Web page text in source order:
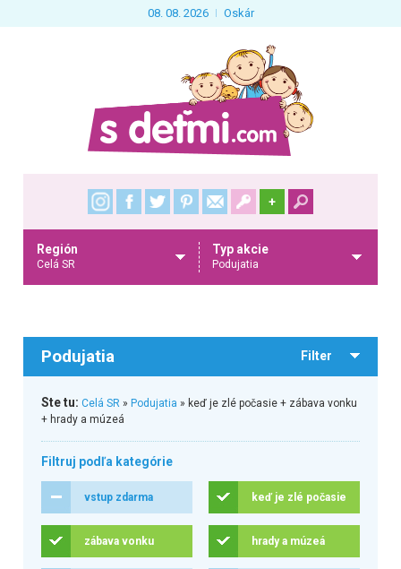
08. 08. 2026 Oskár
+
Región
Celá SR
Typ akcie
Podujatia
Podujatia Filter
Ste tu: Celá SR» Podujatia » keď je zlé počasie + zábava vonku
+ hrady a múzeá
Filtruj podľa kategórie
vstup zdarma keď je zlé počasie
zábava vonku hrady a múzeá